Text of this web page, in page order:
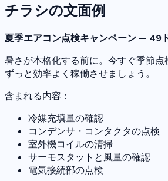
チラシの文面例
夏季エアコン点検キャンペーン — 49
暑さが本格化する前に。今すぐ季節
ずっと効率よく稼働させましょう。
含まれる内容：
冷媒充填量の確認
コンデンサ・コンタクタの点検
室外機コイルの清掃
サーモスタットと風量の確認
電気接続部の点検